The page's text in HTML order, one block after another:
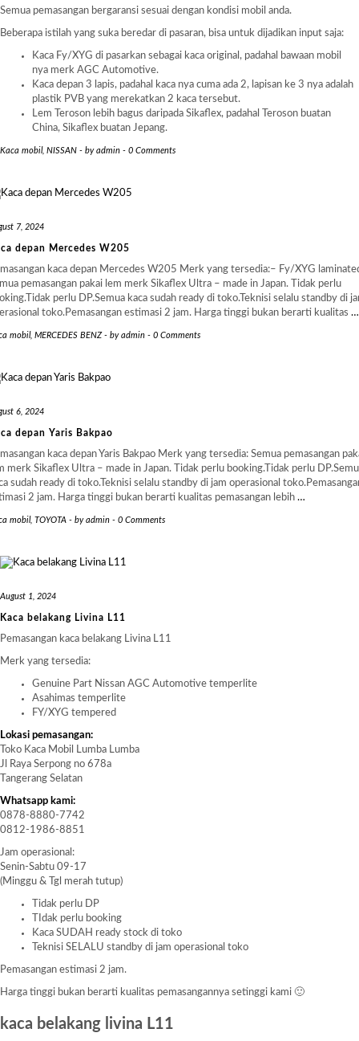
Semua pemasangan bergaransi sesuai dengan kondisi mobil anda.
Beberapa istilah yang suka beredar di pasaran, bisa untuk dijadikan input saja:
Kaca Fy/XYG di pasarkan sebagai kaca original, padahal bawaan mobil
nya merk AGC Automotive.
Kaca depan 3 lapis, padahal kaca nya cuma ada 2, lapisan ke 3 nya adalah
plastik PVB yang merekatkan 2 kaca tersebut.
Lem Teroson lebih bagus daripada Sikaflex, padahal Teroson buatan
China, Sikaflex buatan Jepang.
Kaca mobil, NISSAN - byadmin - 0 Comments
7, 2024
depan Mercedes W205
kaca depan Mercedes W205 Merk yang tersedia:– Fy/XYG
pemasangan pakai lem merk Sikaflex Ultra – made in Japan. Tidak perlu
perlu DP.Semua kaca sudah ready di toko.Teknisi selalu standby di
toko.Pemasangan estimasi 2 jam. Harga tinggi bukan berarti kualitas …
mobil, MERCEDES BENZ - byadmin - 0 Comments
6, 2024
depan Yaris Bakpao
kaca depan Yaris Bakpao Merk yang tersedia: Semua pemasangan
merk Sikaflex Ultra – made in Japan. Tidak perlu booking.Tidak perlu
sudah ready di toko.Teknisi selalu standby di jam operasional
2 jam. Harga tinggi bukan berarti kualitas pemasangan lebih …
mobil, TOYOTA - byadmin - 0 Comments
August 1, 2024
Kaca belakang Livina L11
Pemasangan kaca belakang Livina L11
Merk yang tersedia:
Genuine Part Nissan AGC Automotive temperlite
Asahimas temperlite
FY/XYG tempered
Lokasi pemasangan:
Toko Kaca Mobil Lumba Lumba
Jl Raya Serpong no 678a
Tangerang Selatan
Whatsapp kami:
0878-8880-7742
0812-1986-8851
Jam operasional:
Senin-Sabtu 09-17
(Minggu & Tgl merah tutup)
Tidak perlu DP
TIdak perlu booking
Kaca SUDAH ready stock di toko
Teknisi SELALU standby di jam operasional toko
Pemasangan estimasi 2 jam.
Harga tinggi bukan berarti kualitas pemasangannya setinggi kami 🙂
kaca belakang livina L11